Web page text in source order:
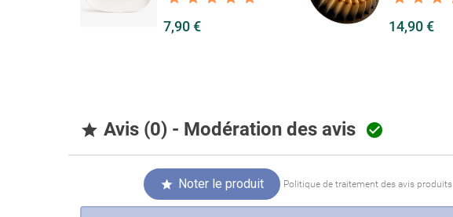
14,90 €
 Avis (0) - Modération des avis 
 Noter le produit Politique de traitement des avis produits